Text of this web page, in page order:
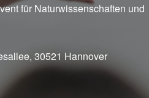
für Naturwissenschaften und
30521 Hannover